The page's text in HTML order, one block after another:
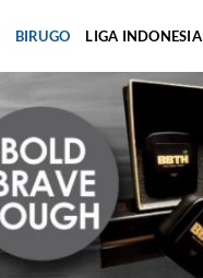
BIRUGO LIGA INDONESIA